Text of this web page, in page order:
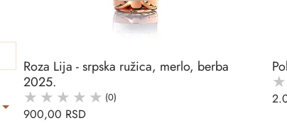
Roza Lija - srpska ružica, merlo, berba
2025.
(0)
900,00 RSD